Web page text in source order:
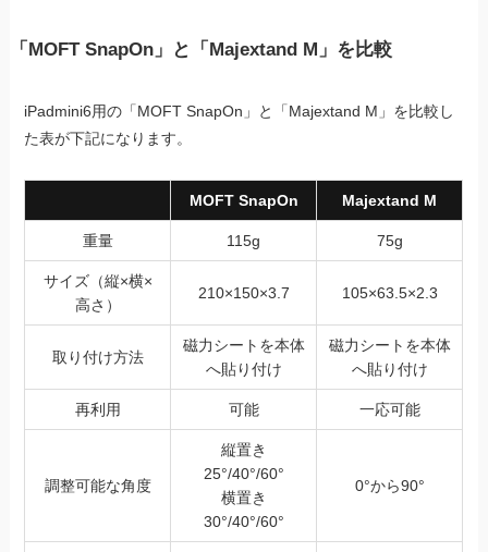
「MOFT SnapOn」と「Majextand M」を比較
iPadmini6用の「MOFT SnapOn」と「Majextand M」を比較し
た表が下記になります。
MOFT SnapOn Majextand M
重量 115g 75g
サイズ（縦×横×
高さ）
210×150×3.7 105×63.5×2.3
取り付け方法
磁力シートを本体
へ貼り付け
磁力シートを本体
へ貼り付け
再利用 可能 一応可能
調整可能な角度
縦置き
25°/40°/60°
横置き
30°/40°/60°
0°から90°